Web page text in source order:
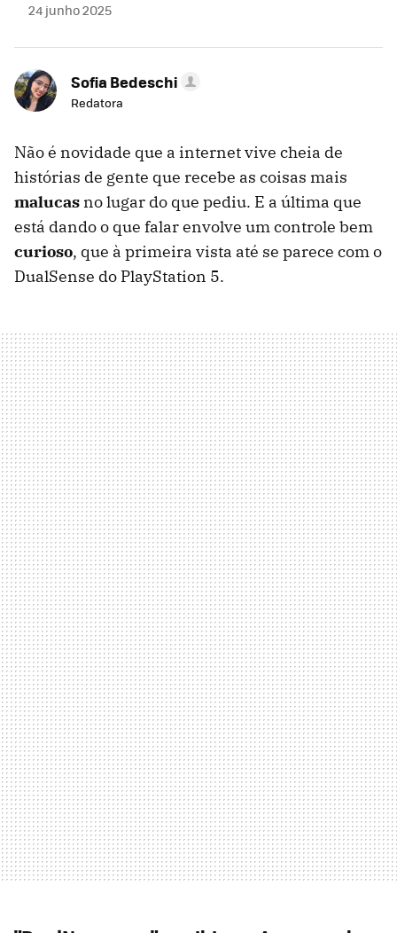
24 junho 2025
Sofia Bedeschi
Redatora
Não é novidade que a internet vive cheia de
histórias de gente que recebe as coisas mais
malucas no lugar do que pediu. E a última que
está dando o que falar envolve um controle bem
curioso, que à primeira vista até se parece com o
DualSense do PlayStation 5.